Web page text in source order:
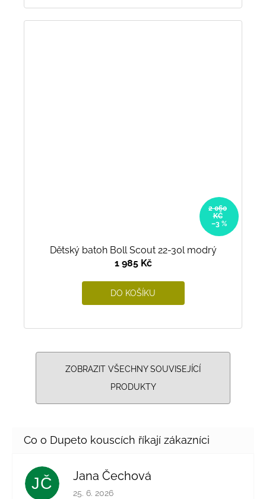
2 060
KČ
–3 %
Dětský batoh Boll Scout 22-30l modrý
1 985 Kč
DO KOŠÍKU
ZOBRAZIT VŠECHNY SOUVISEJÍCÍ
PRODUKTY
JČ Jana Čechová
Hodnocení obchodu je 5 z 5 hvězdiček.
25. 6. 2026